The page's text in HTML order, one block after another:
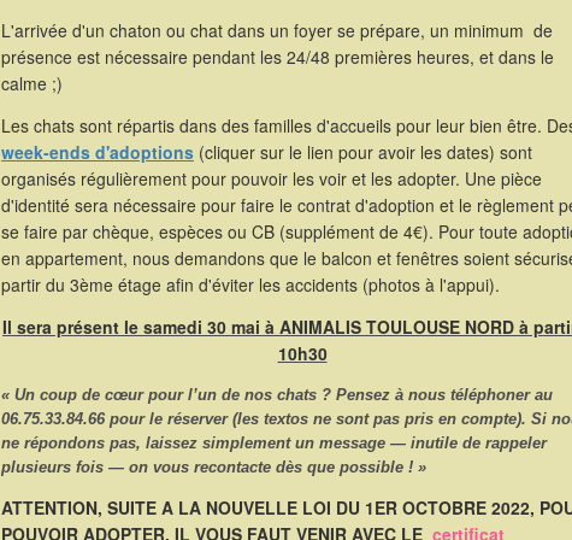
L'arrivée d'un chaton ou chat dans un foyer se prépare, un minimum de
présence est nécessaire pendant les 24/48 premières heures, et dans le
calme ;)
Les chats sont répartis dans des familles d'accueils pour leur bien être.
week-ends d'adoptions (cliquer sur le lien pour avoir les dates) sont
organisés régulièrement pour pouvoir les voir et les adopter. Une pièce
d'identité sera nécessaire pour faire le contrat d'adoption et le règlement
se faire par chèque, espèces ou CB (supplément de 4€). Pour toute
en appartement, nous demandons que le balcon et fenêtres soient
partir du 3ème étage afin d'éviter les accidents (photos à l'appui).
Il sera présent le samedi 30 mai à ANIMALIS TOULOUSE NORD à
10h30
« Un coup de cœur pour l’un de nos chats ? Pensez à nous téléphonerau
06.75.33.84.66 pour le réserver (les textos ne sont pas pris en compte). Si
ne répondons pas, laissez simplement un message — inutile de rappeler
plusieurs fois — on vous recontacte dès que possible ! »
ATTENTION, SUITE A LA NOUVELLE LOI DU 1ER OCTOBRE 2022,
POUVOIR ADOPTER, IL VOUS FAUT VENIR AVEC LE certificat